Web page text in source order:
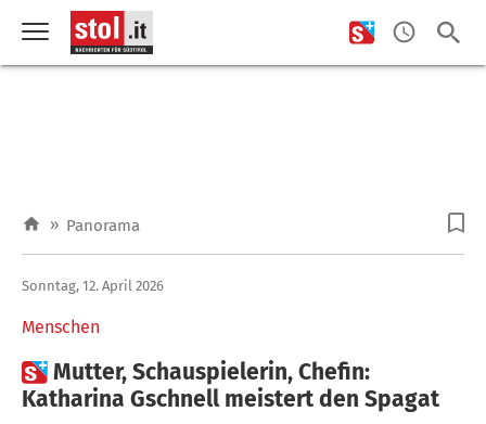
» Panorama
Menschen
Sonntag, 12. April 2026
Mutter, Schauspielerin, Chefin:
Katharina Gschnell meistert den Spagat